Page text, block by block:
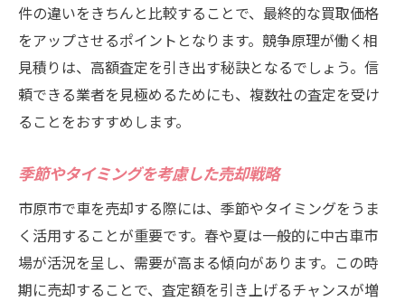
件の違いをきちんと比較することで、最終的な買取価格
をアップさせるポイントとなります。競争原理が働く相
見積りは、高額査定を引き出す秘訣となるでしょう。信
頼できる業者を見極めるためにも、複数社の査定を受け
ることをおすすめします。
季節やタイミングを考慮した売却戦略
市原市で車を売却する際には、季節やタイミングをうま
く活用することが重要です。春や夏は一般的に中古車市
場が活況を呈し、需要が高まる傾向があります。この時
期に売却することで、査定額を引き上げるチャンスが増